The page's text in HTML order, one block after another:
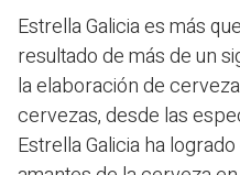
Estrella Galicia es más
resultado de más de un
la elaboración de
cervezas, desde las
Estrella Galicia ha